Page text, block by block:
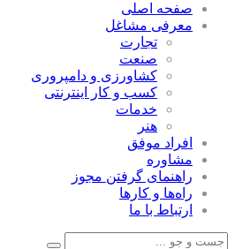
صفحه اصلی
معرفی مشاغل
تجارت
صنعت
كشاورزی و دامپروری
كسب و كار اينترنتی
خدمات
هنر
افراد موفق
مشاوره
راهنمای گرفتن مجوز
راه‌ها و كارها
ارتباط با ما